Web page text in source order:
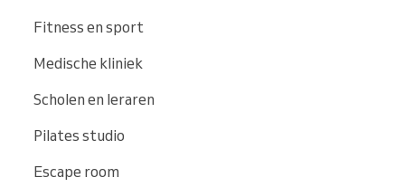
Fitness en sport
Medische kliniek
Scholen en leraren
Pilates studio
Escape room